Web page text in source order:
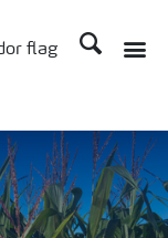
Buscar